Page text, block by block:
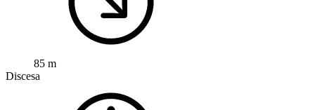
85 m
Discesa